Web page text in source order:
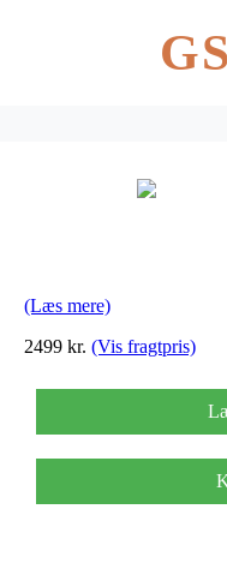
(Læs mere)
2499 kr. (Vis fragtpris)